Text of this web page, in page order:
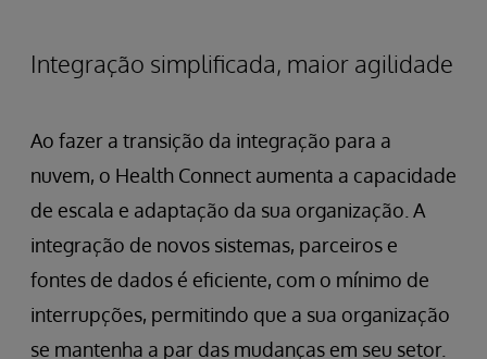
Integração simplificada, maior agilidade
Ao fazer a transição da integração para a
nuvem, o Health Connect aumenta a capacidade
de escala e adaptação da sua organização. A
integração de novos sistemas, parceiros e
fontes de dados é eficiente, com o mínimo de
interrupções, permitindo que a sua organização
se mantenha a par das mudanças em seu setor.